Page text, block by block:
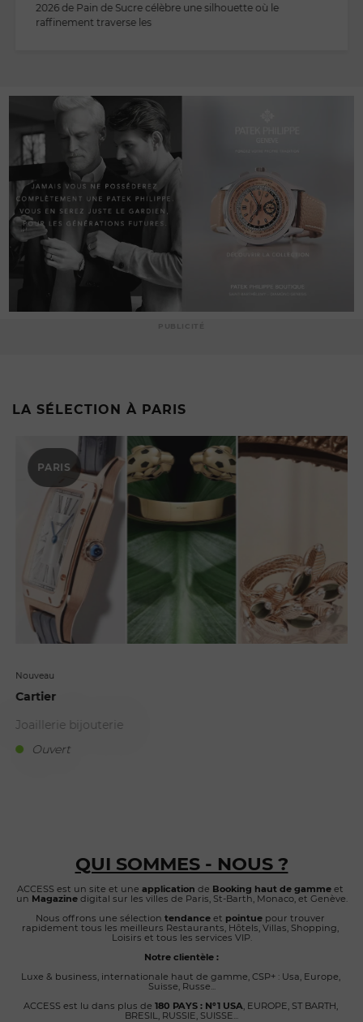
2026 de Pain de Sucre célèbre une silhouette où le
raffinement traverse les
LA SÉLECTION À PARIS
PARIS
Nouveau
Cartier
Joaillerie bijouterie
Ouvert
QUI SOMMES - NOUS ?
ACCESS est un site et une application de Booking haut de gamme et
un Magazine digital sur les villes de Paris, St-Barth, Monaco, et Genève.
Nous offrons une sélection tendance et pointue pour trouver
rapidement tous les meilleurs Restaurants, Hôtels, Villas, Shopping,
Loisirs et tous les services VIP.
Notre clientèle :
Luxe & business, internationale haut de gamme, CSP+ : Usa, Europe,
Suisse, Russe...
ACCESS est lu dans plus de 180 PAYS : N°1 USA , EUROPE, ST BARTH,
BRESIL, RUSSIE, SUISSE...